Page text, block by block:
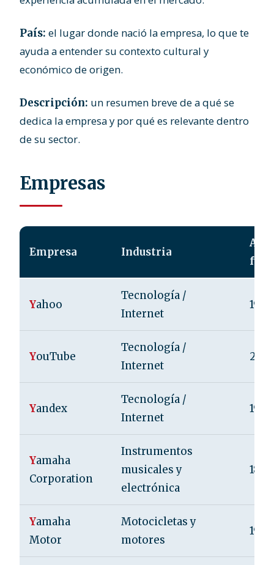
País: el lugar donde nació la empresa, lo que te
ayuda a entender su contexto cultural y
económico de origen.
Descripción: un resumen breve de a qué se
dedica la empresa y por qué es relevante dentro
de su sector.
Empresas
Empresa Industria
Año
Yahoo
Tecnología /
Internet
1994
YouTube
Tecnología /
Internet
Yandex
Tecnología /
Internet
1997
Yamaha
Corporation
Instrumentos
musicales y
electrónica
1887
Yamaha
Motor
Motocicletas y
motores
1955